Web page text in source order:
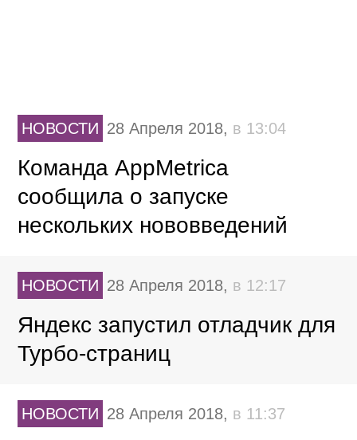
НОВОСТИ 28 Апреля 2018, в 13:04
Команда AppMetrica
сообщила о запуске
нескольких нововведений
НОВОСТИ 28 Апреля 2018, в 12:17
Яндекс запустил отладчик для
Турбо-страниц
НОВОСТИ 28 Апреля 2018, в 11:37